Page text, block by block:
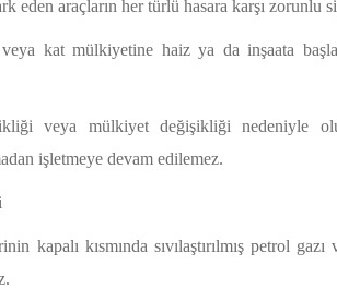
eden araçların her türlü hasara karşı zorunlu
kat mülkiyetine haiz ya da inşaata
veya mülkiyet değişikliği nedeniyle
işletmeye devam edilemez.
kapalı kısmında sıvılaştırılmış petrol gazı